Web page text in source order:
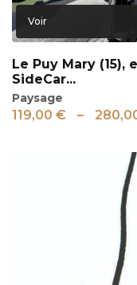
Voir
Le Puy Mary
SideCar...
Paysage
119,00 € –